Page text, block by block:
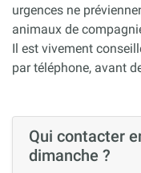
urgences ne
animaux de
Il est vivement
par téléphone, avant
Qui contacter
dimanche ?